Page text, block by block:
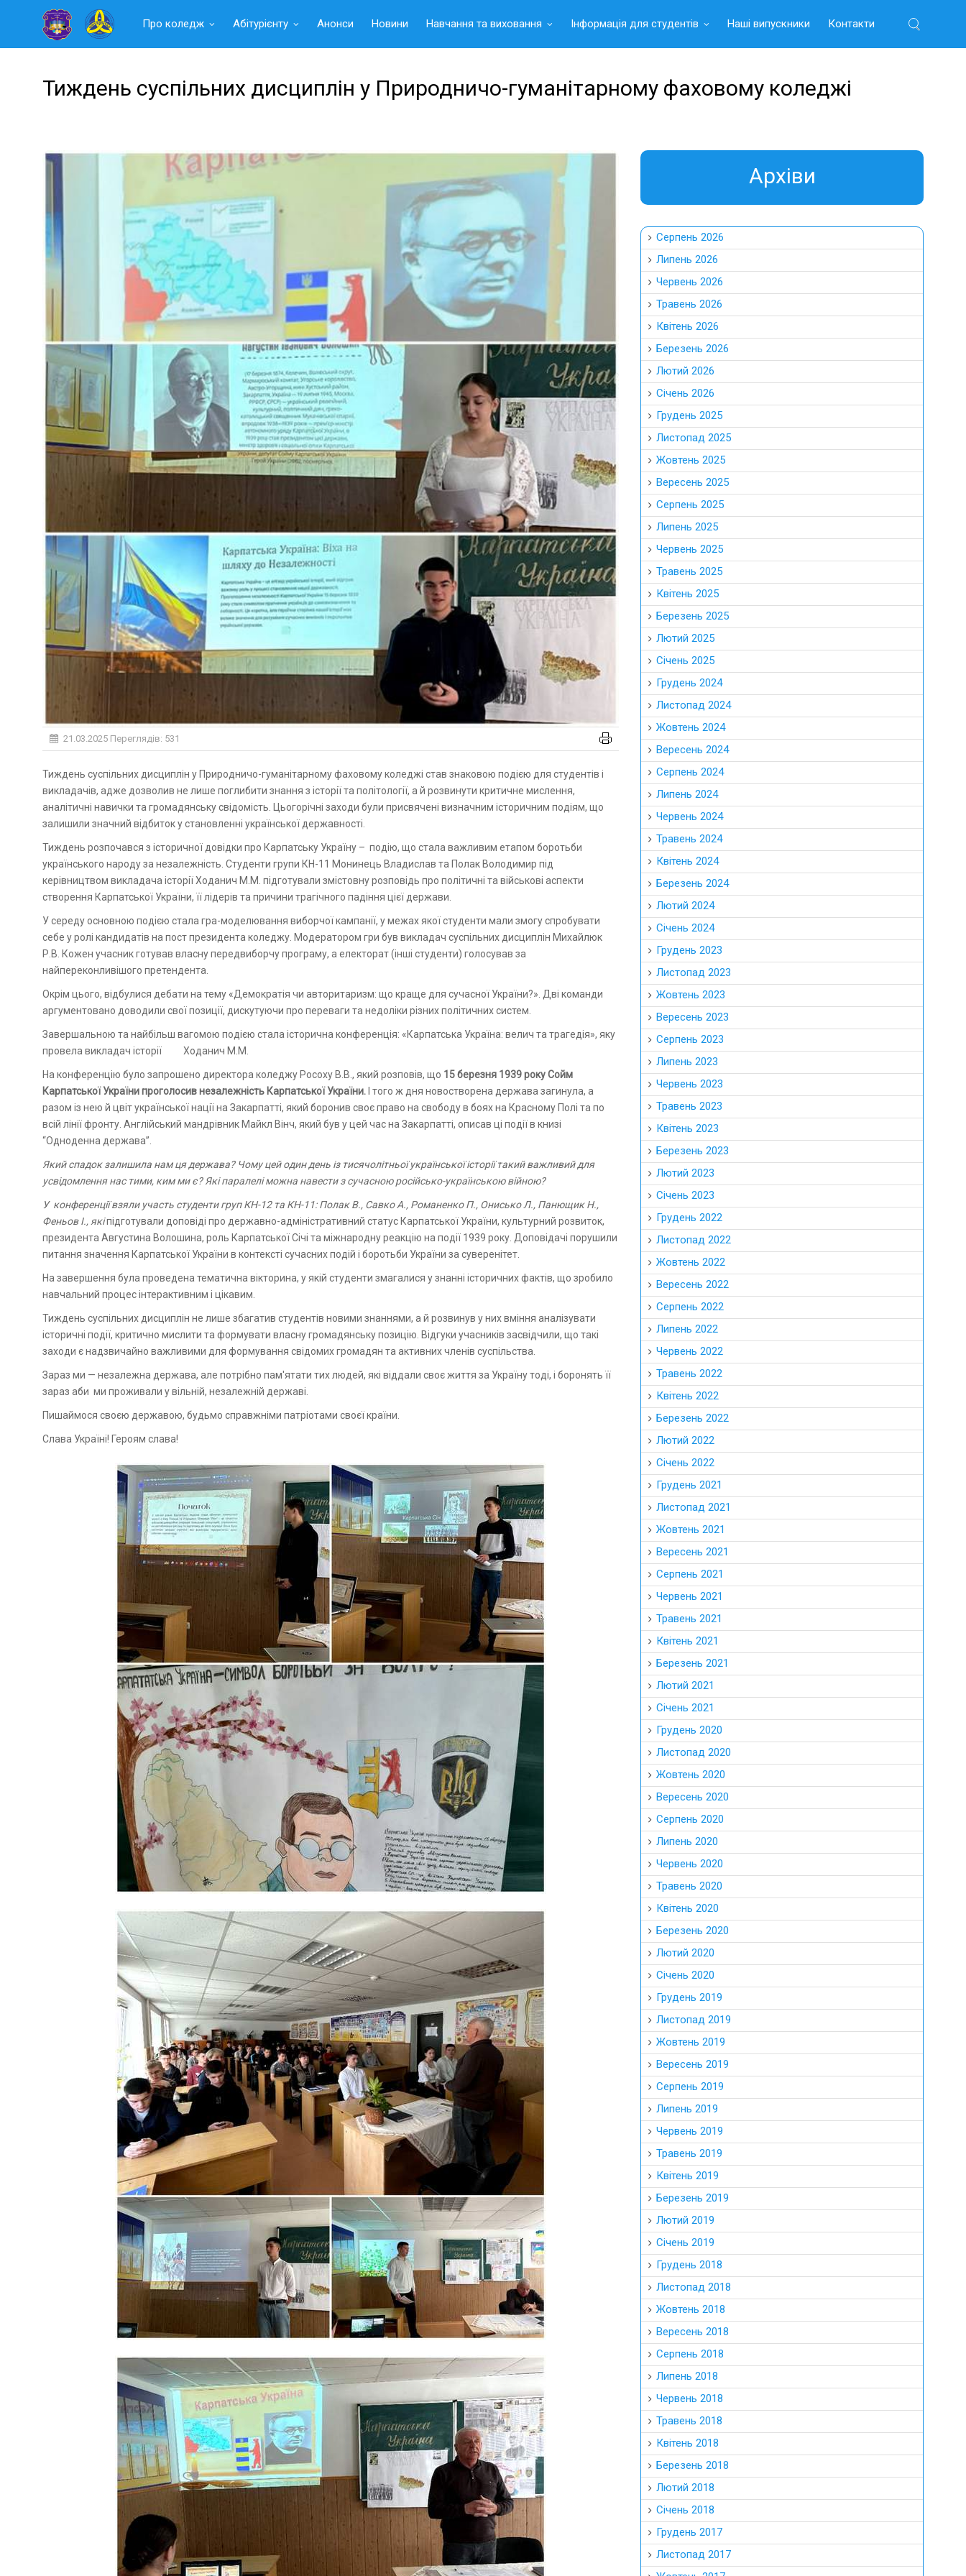
Читать
Про коледж Абітурієнту Анонси Новини Навчання та виховання Інформація для студентів Наші випускники Контакти
Тиждень суспільних дисциплін у Природничо-гуманітарному фаховому коледжі
21.03.2025 Переглядів: 531
Тиждень суспільних дисциплін у Природничо-гуманітарному фаховому коледжі став знаковою подією для студентів і
викладачів, адже дозволив не лише поглибити знання з історії та політології, а й розвинути критичне мислення,
аналітичні навички та громадянську свідомість. Цьогорічні заходи були присвячені визначним історичним подіям, що
залишили значний відбиток у становленні української державності.
Тиждень розпочався з історичної довідки про Карпатську Україну – подію, що стала важливим етапом боротьби
українського народу за незалежність. Студенти групи КН-11 Монинець Владислав та Полак Володимир під
керівництвом викладача історії Ходанич М.М. підготували змістовну розповідь про політичні та військові аспекти
створення Карпатської України, її лідерів та причини трагічного падіння цієї держави.
У середу основною подією стала гра-моделювання виборчої кампанії, у межах якої студенти мали змогу спробувати
себе у ролі кандидатів на пост президента коледжу. Модератором гри був викладач суспільних дисциплін Михайлюк
Р.В. Кожен учасник готував власну передвиборчу програму, а електорат (інші студенти) голосував за
найпереконливішого претендента.
Окрім цього, відбулися дебати на тему «Демократія чи авторитаризм: що краще для сучасної України?». Дві команди
аргументовано доводили свої позиції, дискутуючи про переваги та недоліки різних політичних систем.
Завершальною та найбільш вагомою подією стала історична конференція: «Карпатська Україна: велич та трагедія», яку
провела викладач історії Ходанич М.М.
На конференцію було запрошено директора коледжу Росоху В.В., який розповів, що 15березня 1939 року Сойм
Карпатської України проголосив незалежність Карпатської України. І того ж дня новостворена держава загинула, а
разом із нею й цвіт української нації на Закарпатті, який боронив своє право на свободу в боях на Красному Полі та по
всій лінії фронту. Англійський мандрівник Майкл Вінч, який був у цей час на Закарпатті, описав ці події в книзі
“Одноденна держава”.
Який спадок залишила нам ця держава? Чому цей один день із тисячолітньої української історії такий важливий для
усвідомлення нас тими, ким ми є? Які паралелі можна навести з сучасною російсько-українською війною?
У конференції взяли участь студенти груп КН-12 та КН-11: Полак В., Савко А., Романенко П., Онисько Л., Панющик Н.,
Феньов І., якіпідготували доповіді про державно-адміністративний статус Карпатської України, культурний розвиток,
президента Августина Волошина, роль Карпатської Січі та міжнародну реакцію на події 1939 року. Доповідачі порушили
питання значення Карпатської України в контексті сучасних подій і боротьби України за суверенітет.
На завершення була проведена тематична вікторина, у якій студенти змагалися у знанні історичних фактів, що зробило
навчальний процес інтерактивним і цікавим.
Тиждень суспільних дисциплін не лише збагатив студентів новими знаннями, а й розвинув у них вміння аналізувати
історичні події, критично мислити та формувати власну громадянську позицію. Відгуки учасників засвідчили, що такі
заходи є надзвичайно важливими для формування свідомих громадян та активних членів суспільства.
Зараз ми — незалежна держава, але потрібно пам'ятати тих людей, які віддали своє життя за Україну тоді, і боронять її
зараз аби ми проживали у вільній, незалежній державі.
Пишаймося своєю державою, будьмо справжніми патріотами своєї країни.
Слава Україні! Героям слава!
Aрхіви
Серпень 2026
Липень 2026
Червень 2026
Травень 2026
Квітень 2026
Березень 2026
Лютий 2026
Січень 2026
Грудень 2025
Листопад 2025
Жовтень 2025
Вересень 2025
Серпень 2025
Липень 2025
Червень 2025
Травень 2025
Квітень 2025
Березень 2025
Лютий 2025
Січень 2025
Грудень 2024
Листопад 2024
Жовтень 2024
Вересень 2024
Серпень 2024
Липень 2024
Червень 2024
Травень 2024
Квітень 2024
Березень 2024
Лютий 2024
Січень 2024
Грудень 2023
Листопад 2023
Жовтень 2023
Вересень 2023
Серпень 2023
Липень 2023
Червень 2023
Травень 2023
Квітень 2023
Березень 2023
Лютий 2023
Січень 2023
Грудень 2022
Листопад 2022
Жовтень 2022
Вересень 2022
Серпень 2022
Липень 2022
Червень 2022
Травень 2022
Квітень 2022
Березень 2022
Лютий 2022
Січень 2022
Грудень 2021
Листопад 2021
Жовтень 2021
Вересень 2021
Серпень 2021
Червень 2021
Травень 2021
Квітень 2021
Березень 2021
Лютий 2021
Січень 2021
Грудень 2020
Листопад 2020
Жовтень 2020
Вересень 2020
Серпень 2020
Липень 2020
Червень 2020
Травень 2020
Квітень 2020
Березень 2020
Лютий 2020
Січень 2020
Грудень 2019
Листопад 2019
Жовтень 2019
Вересень 2019
Серпень 2019
Липень 2019
Червень 2019
Травень 2019
Квітень 2019
Березень 2019
Лютий 2019
Січень 2019
Грудень 2018
Листопад 2018
Жовтень 2018
Вересень 2018
Серпень 2018
Липень 2018
Червень 2018
Травень 2018
Квітень 2018
Березень 2018
Лютий 2018
Січень 2018
Грудень 2017
Листопад 2017